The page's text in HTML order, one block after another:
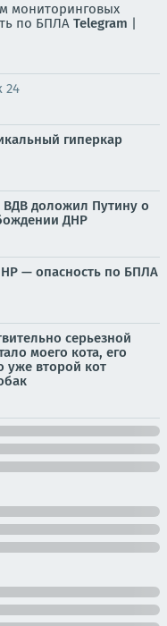
мониторинговых
по БПЛА Telegram |
24
гиперкар
доложил Путину о
ДНР
— опасность по БПЛА
серьезной
моего кота, его
уже второй кот